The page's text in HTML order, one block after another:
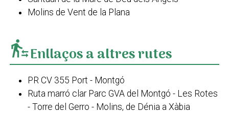
Molins de Vent de la Plana
transfer_within_a_stationEnllaços a altres rutes
PR CV 355 Port - Montgó
Ruta marró clar Parc GVA del Montgó - Les Rotes
- Torre del Gerro - Molins, de Dénia a Xàbia